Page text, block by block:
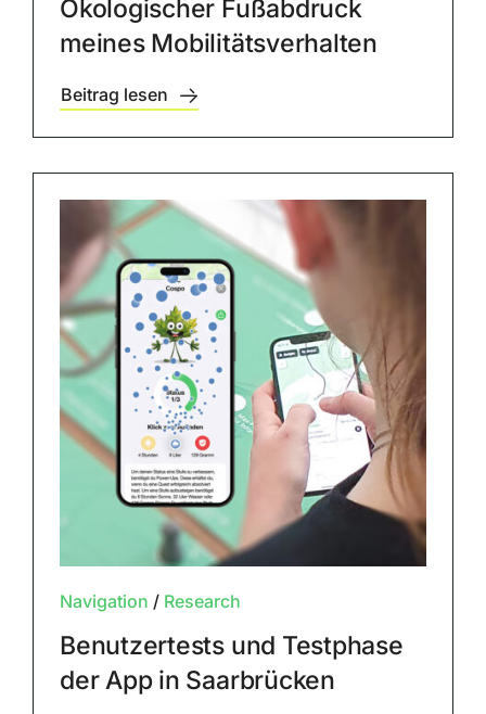
Ökologischer Fußabdruck
meines Mobilitätsverhalten
Beitrag lesen
Navigation / Research
Benutzertests und Testphase
der App in Saarbrücken